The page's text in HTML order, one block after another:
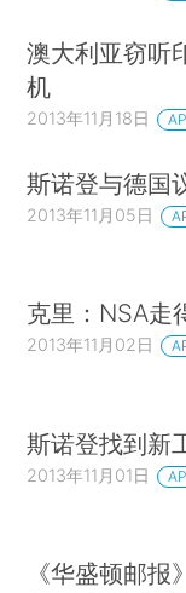
澳大利亚窃听
机
2013年11月18日
斯诺登与德国
2013年11月05日
克里：NSA走
2013年11月02日
斯诺登找到新
2013年11月01日
《华盛顿邮